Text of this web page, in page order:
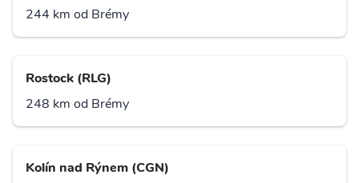
244 km od Brémy
Rostock (RLG)
248 km od Brémy
Kolín nad Rýnem (CGN)